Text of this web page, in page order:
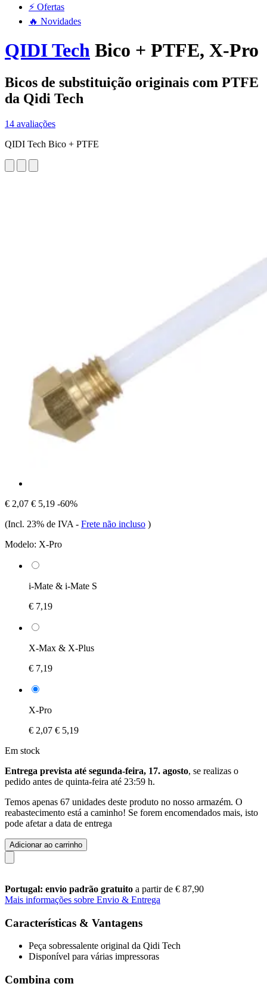
⚡ Ofertas
🔥 Novidades
QIDI Tech Bico + PTFE, X-Pro
Bicos de substituição originais com PTFE
da Qidi Tech
14 avaliações
QIDI Tech Bico + PTFE
€ 2,07 € 5,19 -60%
(Incl. 23% de IVA - Frete não incluso )
Modelo: X-Pro
i-Mate & i-Mate S
€ 7,19
X-Max & X-Plus
€ 7,19
X-Pro
€ 2,07 € 5,19
Em stock
Entrega prevista até segunda-feira, 17. agosto, se realizas o
pedido antes de quinta-feira até 23:59 h.
Temos apenas 67 unidades deste produto no nosso armazém. O
reabastecimento está a caminho! Se forem encomendados mais, isto
pode afetar a data de entrega
Adicionar ao carrinho
Portugal: envio padrão gratuito a partir de € 87,90
Mais informações sobre Envio & Entrega
Características & Vantagens
Peça sobressalente original da Qidi Tech
Disponível para várias impressoras
Combina com